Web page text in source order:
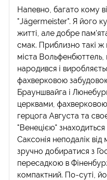
Напевно, багато кому
"Jägermeister". Я його
житті, але добре
смак. Приблизно такі
міста
народився і
фахверковою
Брауншвайга і
церквами,
герцога Августа та
"Венецією"
Саксонія неподалік
зручно добиратися з
пересадкою в
компактний. По-суті,